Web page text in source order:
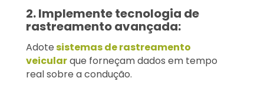
2. Implemente tecnologia de
rastreamento avançada:
Adotesistemas de rastreamento
veicularque forneçam dados em tempo
real sobre a condução.